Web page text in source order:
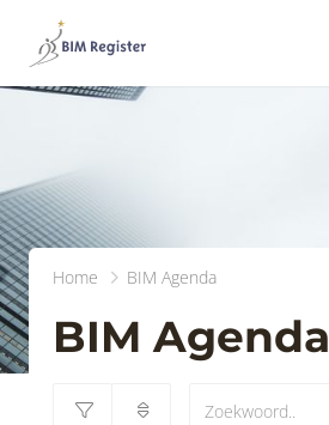
Home BIM Agenda
BIM Agenda